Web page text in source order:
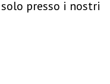
presso i nostri